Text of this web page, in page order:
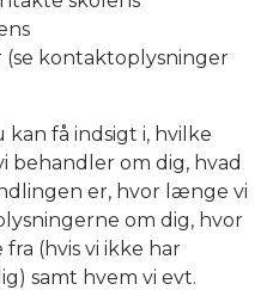
(se kontaktoplysninger
få indsigt i, hvilke
behandler om dig, hvad
er, hvor længe vi
om dig, hvor
(hvis vi ikke har
samt hvem vi evt.